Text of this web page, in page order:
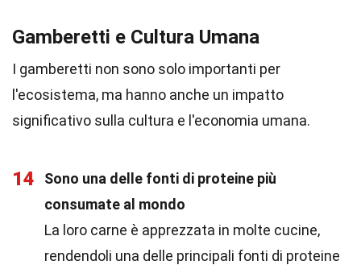
Gamberetti e Cultura Umana
I gamberetti non sono solo importanti per
l'ecosistema, ma hanno anche un impatto
significativo sulla cultura e l'economia umana.
14
Sono una delle fonti di proteine più
consumate al mondo
La loro carne è apprezzata in molte cucine,
rendendoli una delle principali fonti di proteine